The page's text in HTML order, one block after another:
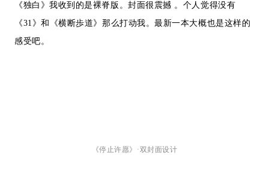
《独白》我收到的是裸脊版。封面很震撼 。个人觉得没有
《31》和《横断歩道》那么打动我。最新一本大概也是这样的
感受吧。
《停止许愿》·双封面设计